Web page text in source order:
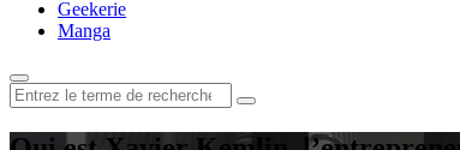
Geekerie
Manga
Rechercher
: